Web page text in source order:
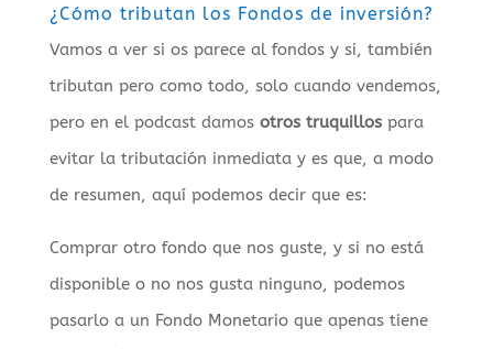
¿Cómo tributan los Fondos de inversión?
Vamos a ver si os parece al fondos y si, también
tributan pero como todo, solo cuando vendemos,
pero en el podcast damos otros truquillospara
evitar la tributación inmediata y es que, a modo
de resumen, aquí podemos decir que es:
Comprar otro fondo que nos guste, y si no está
disponible o no nos gusta ninguno, podemos
pasarlo a un Fondo Monetario que apenas tiene